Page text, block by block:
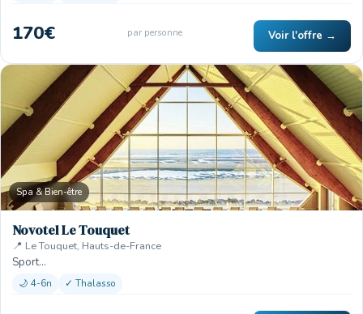
170€ par personne Voir l'offre →
Spa & Bien-être
Novotel Le Touquet
📍 Le Touquet, Hauts-de-France
Sport…
🌙 4-6n ✓ Thalasso